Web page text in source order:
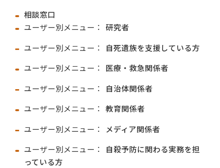
相談窓口
ユーザー別メニュー： 研究者
ユーザー別メニュー：
自死遺族を支援している方
ユーザー別メニュー：
医療・救急関係者
ユーザー別メニュー：
自治体関係者
ユーザー別メニュー： 教育関係者
ユーザー別メニュー：
メディア関係者
ユーザー別メニュー：
自殺予防に関わる実務を担
っている方